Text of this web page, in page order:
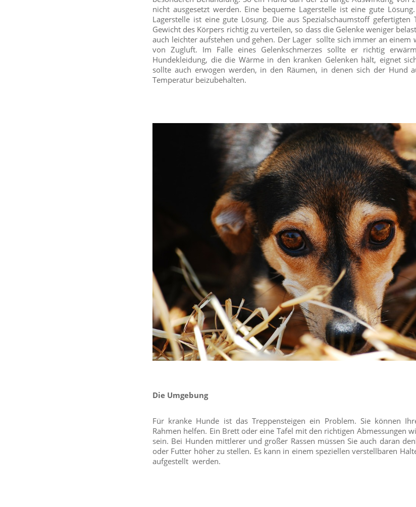
nicht ausgesetzt werden. Eine bequeme Lagerstelle ist eine gute
Lagerstelle ist eine gute Lösung. Die aus Spezialschaumstoff gefertigten
Gewicht des Körpers richtig zu verteilen, so dass die Gelenke weniger
auch leichter aufstehen und gehen. Der Lager sollte sich immer an einem
von Zugluft. Im Falle eines Gelenkschmerzes sollte er richtig
Hundekleidung, die die Wärme in den kranken Gelenken hält, eignet
sollte auch erwogen werden, in den Räumen, in denen sich der Hund
Temperatur beizubehalten.
Die Umgebung
Für kranke Hunde ist das Treppensteigen ein Problem. Sie können
Rahmen helfen. Ein Brett oder eine Tafel mit den richtigen Abmessungen
sein. Bei Hunden mittlerer und großer Rassen müssen Sie auch daran
oder Futter höher zu stellen. Es kann in einem speziellen verstellbaren
aufgestellt werden.